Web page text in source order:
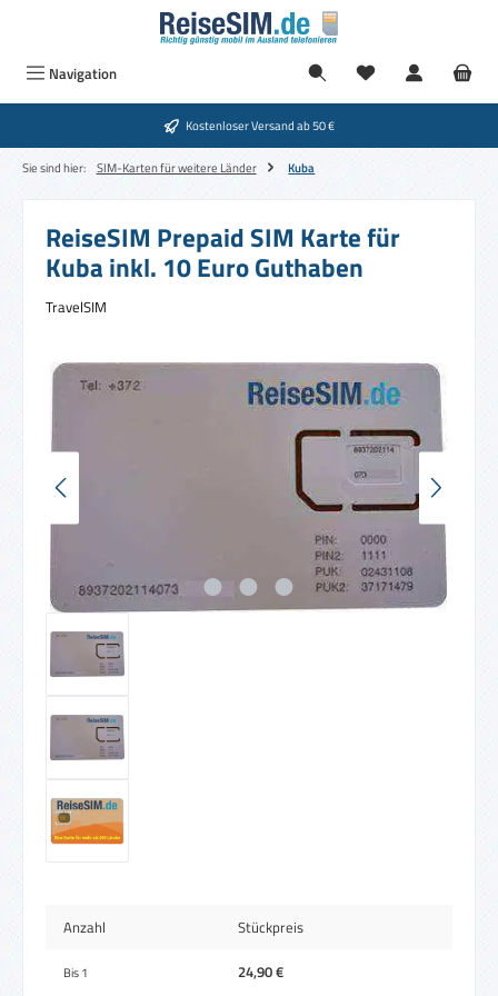
Zum Hauptinhalt springen
Navigation
Kostenloser Versand ab 50 €
Sie sind hier: SIM-Karten für weitere Länder Kuba
ReiseSIM Prepaid SIM Karte für
Kuba inkl. 10 Euro Guthaben
TravelSIM
Bildergalerie überspringen
Anzahl Stückpreis
Bis1 24,90 €